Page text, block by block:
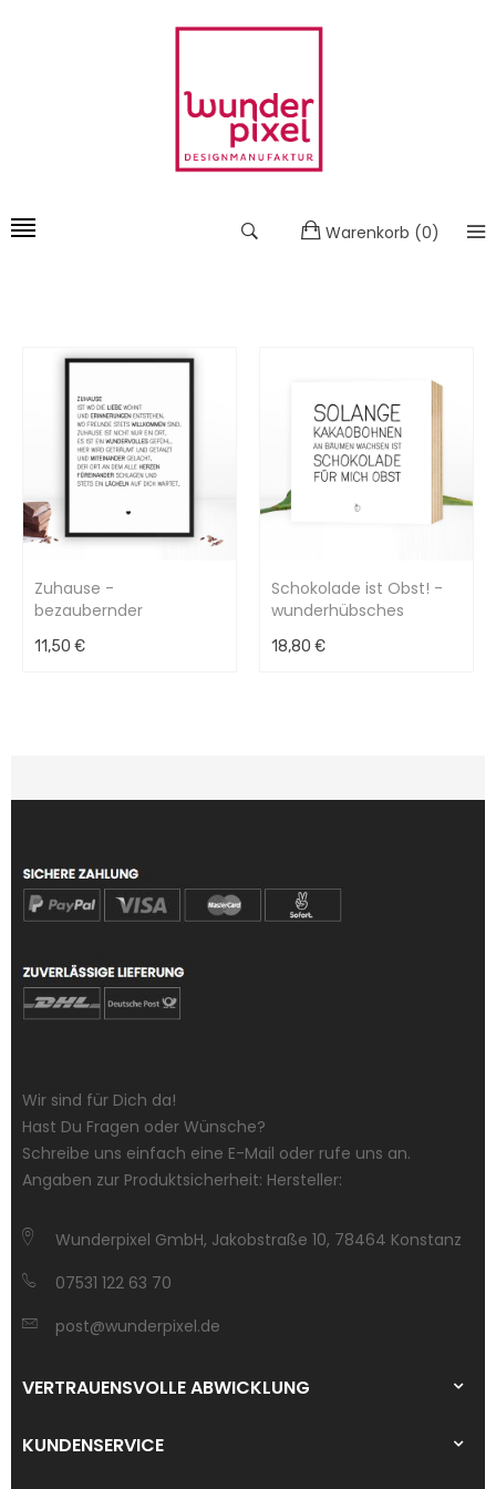
Warenkorb (0)
Zuhause -
bezaubernder
11,50 €
Schokolade ist Obst! -
wunderhübsches
18,80 €
Wir sind für Dich da!
Hast Du Fragen oder Wünsche?
Schreibe uns einfach eine E-Mail oder rufe uns an.
Angaben zur Produktsicherheit: Hersteller:
Wunderpixel GmbH, Jakobstraße 10, 78464 Konstanz
07531 122 63 70
post@wunderpixel.de
VERTRAUENSVOLLE ABWICKLUNG
KUNDENSERVICE